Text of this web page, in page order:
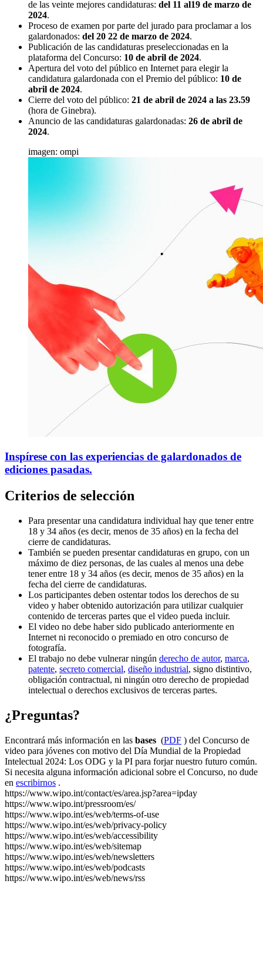
de las veinte mejores candidaturas: del 11 al19 de marzo de
2024.
Proceso de examen por parte del jurado para proclamar a los
galardonados: del 20 22 de marzo de 2024.
Publicación de las candidaturas preseleccionadas en la
plataforma del Concurso: 10 de abril de 2024.
Apertura del voto del público en Internet para elegir la
candidatura galardonada con el Premio del público: 10 de
abril de 2024.
Cierre del voto del público: 21 de abril de 2024 a las 23.59
(hora de Ginebra).
Anuncio de las candidaturas galardonadas: 26 de abril de
2024.
imagen: ompi
Inspírese con las experiencias de galardonados de
ediciones pasadas.
Criterios de selección
Para presentar una candidatura individual hay que tener entre
18 y 34 años (es decir, menos de 35 años) en la fecha del
cierre de candidaturas.
También se pueden presentar candidaturas en grupo, con un
máximo de diez personas, de las cuales al menos una debe
tener entre 18 y 34 años (es decir, menos de 35 años) en la
fecha del cierre de candidaturas.
Los participantes deben ostentar todos los derechos de su
video y haber obtenido autorización para utilizar cualquier
contenido de terceras partes que el video pueda incluir.
El video no debe haber sido publicado anteriormente en
Internet ni reconocido o premiado en otro concurso de
fotografía.
El trabajo no debe vulnerar ningún derecho de autor, marca,
patente, secreto comercial, diseño industrial, signo distintivo,
obligación contractual, ni ningún otro derecho de propiedad
intelectual o derechos exclusivos de terceras partes.
¿Preguntas?
Encontrará más información en las bases (PDF ) del Concurso de
video para jóvenes con motivo del Día Mundial de la Propiedad
Intelectual 2024: Los ODG y la PI para forjar nuestro futuro común.
Si necesita alguna información adicional sobre el Concurso, no dude
en escribirnos .
https://www.wipo.int/contact/es/area.jsp?area=ipday
https://www.wipo.int/pressroom/es/
https://www.wipo.int/es/web/terms-of-use
https://www.wipo.int/es/web/privacy-policy
https://www.wipo.int/es/web/accessibility
https://www.wipo.int/es/web/sitemap
https://www.wipo.int/es/web/newsletters
https://www.wipo.int/es/web/podcasts
https://www.wipo.int/es/web/news/rss